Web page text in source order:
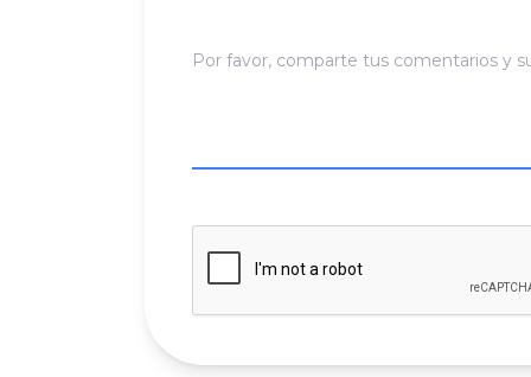
Por favor, comparte tus comentarios y